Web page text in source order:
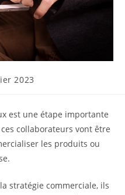
2023
est une étape importante
collaborateurs vont être
les produits ou
stratégie commerciale, ils